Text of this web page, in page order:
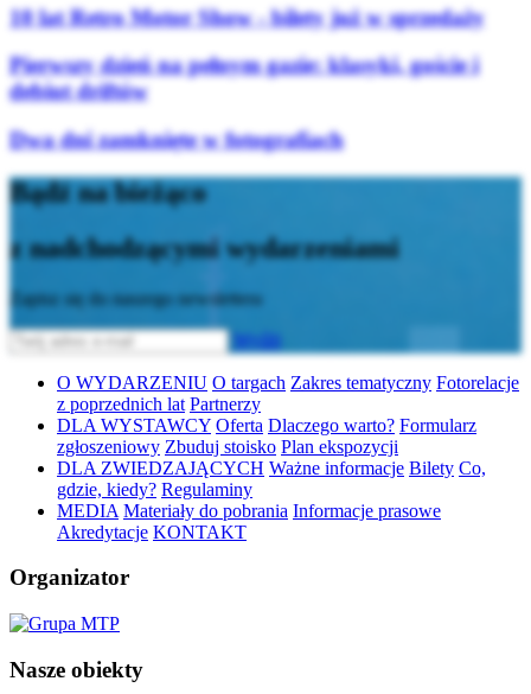
10 lat Retro Motor Show - bilety już w sprzedaży
Pierwszy dzień na pełnym gazie: klasyki, goście i
debiut driftów
Dwa dni zamknięte w fotografiach
Bądź na bieżąco
z nadchodzącymi wydarzeniami
Zapisz się do naszego newslettera
Wyślij
O WYDARZENIU O targach Zakres tematyczny Fotorelacje
z poprzednich lat Partnerzy
DLA WYSTAWCY Oferta Dlaczego warto? Formularz
zgłoszeniowy Zbuduj stoisko Plan ekspozycji
DLA ZWIEDZAJĄCYCH Ważne informacje Bilety Co,
gdzie, kiedy? Regulaminy
MEDIA Materiały do pobrania Informacje prasowe
Akredytacje KONTAKT
Organizator
Nasze obiekty